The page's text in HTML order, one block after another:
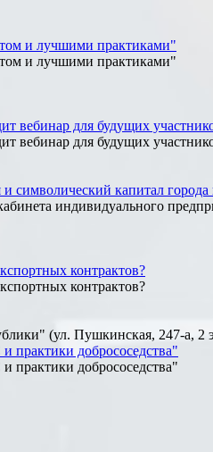
и лучшими практиками"
и лучшими практиками"
вебинар для будущих
вебинар для будущих
символический капитал
индивидуального
контрактов?
контрактов?
(ул. Пушкинская, 247-а, 2
практики добрососедства"
практики добрососедства"